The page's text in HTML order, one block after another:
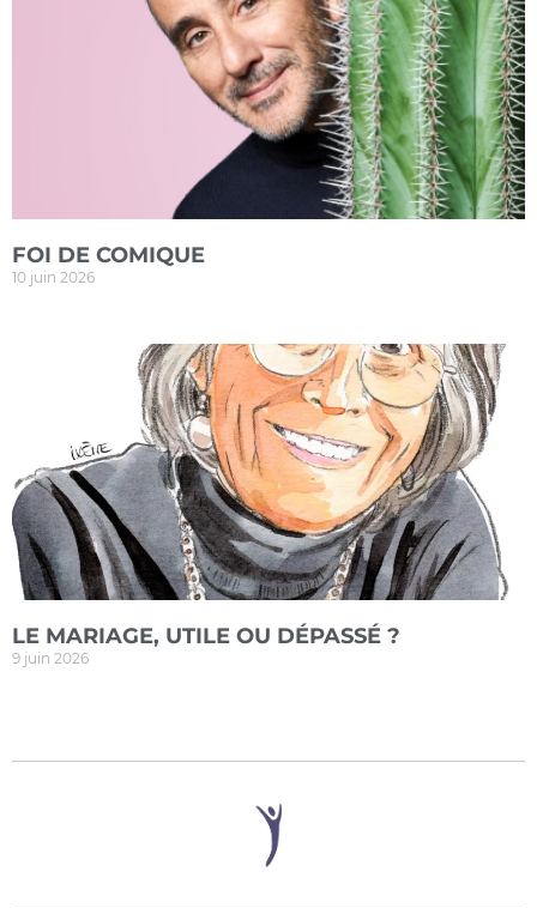
FOI DE COMIQUE
10 juin 2026
LE MARIAGE, UTILE OU DÉPASSÉ ?
9 juin 2026